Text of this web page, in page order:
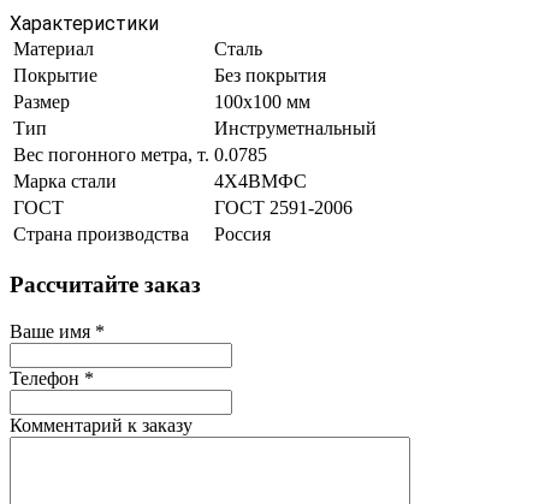
Характеристики
Материал
Сталь
Покрытие
Без покрытия
Размер
100х100 мм
Тип
Инструметнальный
Вес погонного метра, т. 0.0785
Марка стали
4Х4ВМФС
ГОСТ
ГОСТ 2591-2006
Страна производства
Россия
Рассчитайте заказ
Ваше имя *
Телефон *
Комментарий к заказу